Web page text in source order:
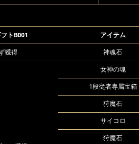
トB001 アイテム
獲得 神魂石
女神の魂
1段従者専属宝箱
狩魔石
サイコロ
狩魔石